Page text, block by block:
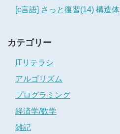
[c言語] さっと復習(14) 構造体
カテゴリー
ITリテラシ
アルゴリズム
プログラミング
経済学/数学
雑記